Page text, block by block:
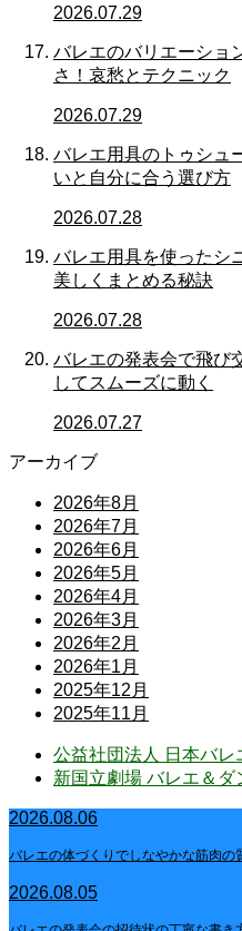
2026.07.29
バレエのバリエーショ
さ！哀愁とテクニック
2026.07.29
バレエ用具のトゥシュ
いと自分に合う選び方
2026.07.28
バレエ用具を使ったシ
美しくまとめる秘訣
2026.07.28
バレエの発表会で飛び
してスムーズに動く
2026.07.27
アーカイブ
2026年8月
2026年7月
2026年6月
2026年5月
2026年4月
2026年3月
2026年2月
2026年1月
2025年12月
2025年11月
公益社団法人 日本バレ
新国立劇場 バレエ＆ダ
2026.08.06
バレエの体づくりでしなやかな筋肉の
2026.08.05